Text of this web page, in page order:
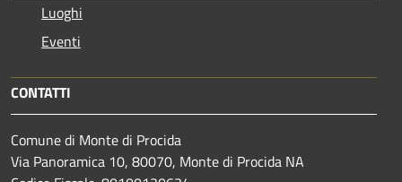
Luoghi
Eventi
CONTATTI
Comune di Monte di Procida
Via Panoramica 10, 80070, Monte di Procida NA